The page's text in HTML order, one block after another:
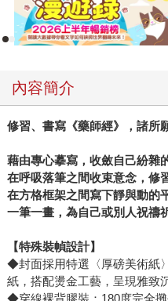
內容簡介
修習、書寫《藥師經》，諸所
藉由專心摹寫，收斂自己紛雜
在呼吸落筆之間收束意念，修
在方格框架之間寫下靜與動的
一筆一畫，為自己或別人祝禱
【特殊裝幀設計】
◆封面採用特選〈厚磅美術紙
紙，搭配燙金工藝，呈現雅致
◆穿線裸背膠裝：180度完全